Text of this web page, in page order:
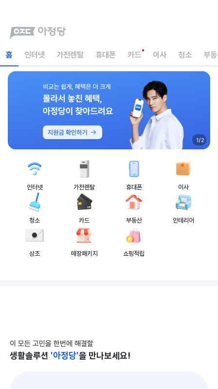
홈 인터넷 가전렌탈 휴대폰 카드 이사 청소 부
1/2
인터넷 가전렌탈 휴대폰 이사
청소 카드 부동산 인테리어
상조 매장패키지 쇼핑적립
이 모든 고민을 한번에 해결할
생활솔루션 '아정당'을 만나보세요!